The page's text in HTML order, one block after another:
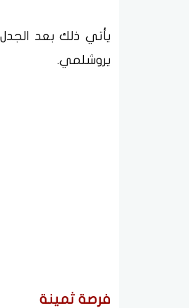
يأتي ذلك بعد
يروشلمي.
فرصة ثمينة